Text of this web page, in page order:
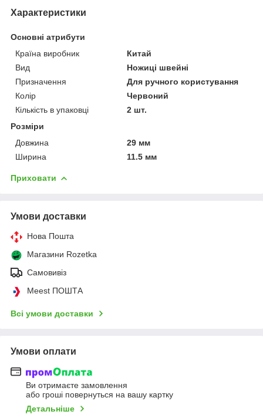
Характеристики
Основні атрибути
Країна виробник
Китай
Вид
Ножиці швейні
Призначення
Для ручного користування
Колір
Червоний
Кількість в упаковці
2 шт.
Розміри
Довжина
29 мм
Ширина
11.5 мм
Приховати
Умови доставки
Нова Пошта
Магазини Rozetka
Самовивіз
Meest ПОШТА
Всі умови доставки
Умови оплати
Ви отримаєте замовлення
або гроші повернуться на вашу картку
Детальніше